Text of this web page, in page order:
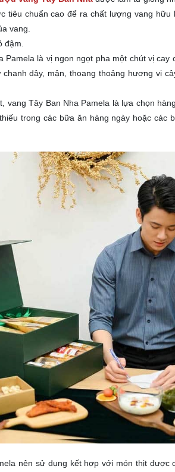
tiêu chuẩn cao để ra chất lượng vang
vang.
đậm.
Pamela là vị ngon ngọt pha một chút vị
dây, mận, thoang thoảng hương vị
vang Tây Ban Nha Pamela là lựa chọn
trong các bữa ăn hàng ngày hoặc các
nên sử dụng kết hợp với món thịt